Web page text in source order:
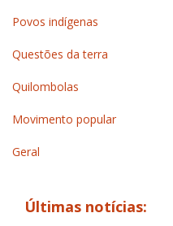
Povos indígenas
Questões da terra
Quilombolas
Movimento popular
Geral
Últimas notícias: